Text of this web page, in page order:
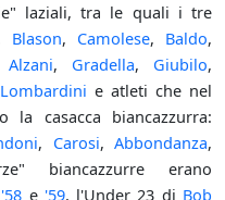
laziali, tra le quali i tre
Blason, Camolese, Baldo,
Alzani, Gradella, Giubilo,
Lombardini e atleti che nel
la casacca biancazzurra:
, Carosi, Abbondanza,
biancazzurre erano
'58 e '59, l'Under 23 di Bob